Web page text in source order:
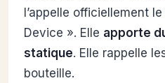
l’appelle officiellement
Device ». Elle apporte
statique. Elle rappelle
bouteille.